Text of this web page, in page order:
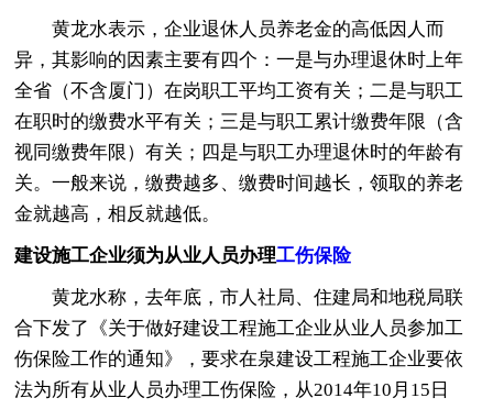
黄龙水表示，企业退休人员养老金的高低因人而
异，其影响的因素主要有四个：一是与办理退休时上年
全省（不含厦门）在岗职工平均工资有关；二是与职工
在职时的缴费水平有关；三是与职工累计缴费年限（含
视同缴费年限）有关；四是与职工办理退休时的年龄有
关。一般来说，缴费越多、缴费时间越长，领取的养老
金就越高，相反就越低。
建设施工企业须为从业人员办理工伤保险
黄龙水称，去年底，市人社局、住建局和地税局联
合下发了《关于做好建设工程施工企业从业人员参加工
伤保险工作的通知》，要求在泉建设工程施工企业要依
法为所有从业人员办理工伤保险，从2014年10月15日